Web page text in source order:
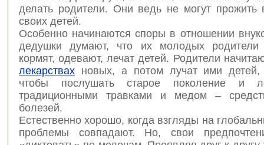
делать родители. Они ведь не могут прожить
своих детей.
Особенно начинаются споры в отношении
дедушки думают, что их молодых родители
кормят, одевают, лечат детей. Родители
лекарствах новых, а потом лучат ими детей,
чтобы послушать старое поколение и
традиционными травками и медом –
болезей.
Естественно хорошо, когда взгляды на
проблемы совпадают. Но, свои